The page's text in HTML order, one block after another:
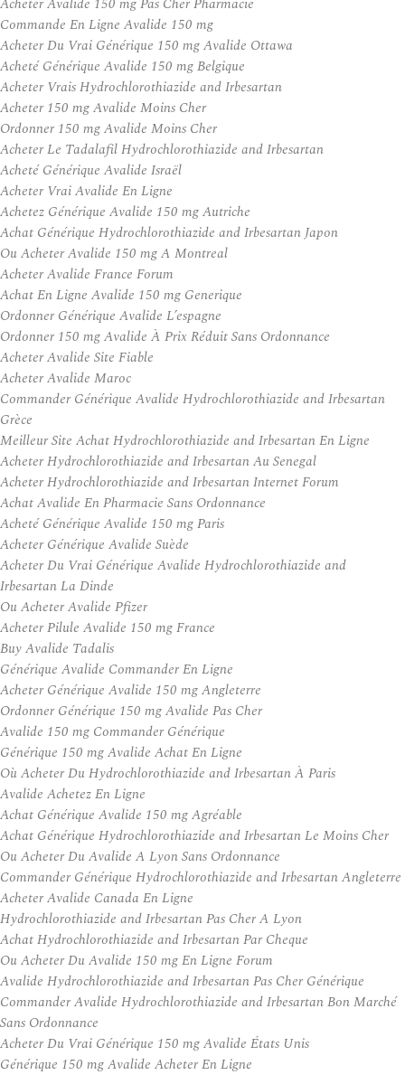
Commande En Ligne Avalide 150 mg
Acheter Du Vrai Générique 150 mg Avalide Ottawa
Acheté Générique Avalide 150 mg Belgique
Acheter Vrais Hydrochlorothiazide and Irbesartan
Acheter 150 mg Avalide Moins Cher
Ordonner 150 mg Avalide Moins Cher
Acheter Le Tadalafil Hydrochlorothiazide and Irbesartan
Acheté Générique Avalide Israël
Acheter Vrai Avalide En Ligne
Achetez Générique Avalide 150 mg Autriche
Achat Générique Hydrochlorothiazide and Irbesartan Japon
Ou Acheter Avalide 150 mg A Montreal
Acheter Avalide France Forum
Achat En Ligne Avalide 150 mg Generique
Ordonner Générique Avalide L’espagne
Ordonner 150 mg Avalide À Prix Réduit Sans Ordonnance
Acheter Avalide Site Fiable
Acheter Avalide Maroc
Commander Générique Avalide Hydrochlorothiazide and Irbesartan
Grèce
Meilleur Site Achat Hydrochlorothiazide and Irbesartan En Ligne
Acheter Hydrochlorothiazide and Irbesartan Au Senegal
Acheter Hydrochlorothiazide and Irbesartan Internet Forum
Achat Avalide En Pharmacie Sans Ordonnance
Acheté Générique Avalide 150 mg Paris
Acheter Générique Avalide Suède
Acheter Du Vrai Générique Avalide Hydrochlorothiazide and
Irbesartan La Dinde
Ou Acheter Avalide Pfizer
Acheter Pilule Avalide 150 mg France
Buy Avalide Tadalis
Générique Avalide Commander En Ligne
Acheter Générique Avalide 150 mg Angleterre
Ordonner Générique 150 mg Avalide Pas Cher
Avalide 150 mg Commander Générique
Générique 150 mg Avalide Achat En Ligne
Où Acheter Du Hydrochlorothiazide and Irbesartan À Paris
Avalide Achetez En Ligne
Achat Générique Avalide 150 mg Agréable
Achat Générique Hydrochlorothiazide and Irbesartan Le Moins Cher
Ou Acheter Du Avalide A Lyon Sans Ordonnance
Commander Générique Hydrochlorothiazide and Irbesartan Angleterre
Acheter Avalide Canada En Ligne
Hydrochlorothiazide and Irbesartan Pas Cher A Lyon
Achat Hydrochlorothiazide and Irbesartan Par Cheque
Ou Acheter Du Avalide 150 mg En Ligne Forum
Avalide Hydrochlorothiazide and Irbesartan Pas Cher Générique
Commander Avalide Hydrochlorothiazide and Irbesartan Bon Marché
Sans Ordonnance
Acheter Du Vrai Générique 150 mg Avalide États Unis
Générique 150 mg Avalide Acheter En Ligne